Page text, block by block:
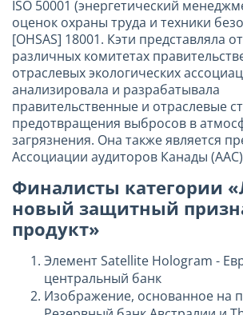
ISO 50001 (энергетический
оценок охраны труда и техники
[OHSAS] 18001. Кэти представляла
различных комитетах
отраслевых экологических
анализировала и разрабатывала
правительственные и отраслевые
предотвращения выбросов в
загрязнения. Она также является
Ассоциации аудиторов Канады
Финалисты категории
новый защитный
продукт»
Элемент Satellite Hologram -
центральный банк
Изображение, основанное на